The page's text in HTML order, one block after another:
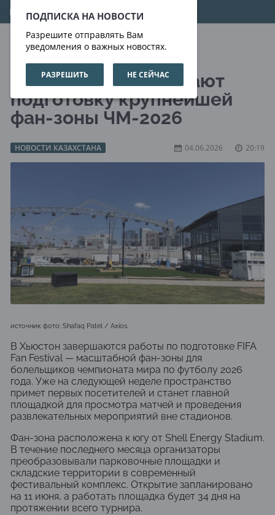
ПОДПИСКА НА НОВОСТИ
Разрешите отправлять Вам
уведомления о важных новостях.
РАЗРЕШИТЬ НЕ СЕЙЧАС
07.08.2026 18:42:29
В Хьюстоне завершают
подготовку крупнейшей
фан-зоны ЧМ-2026
НОВОСТИ КАЗАХСТАНА 04.06.2026 20:19
источник фото: Shafaq Patel / Axios.
В Хьюстон завершаются работы по подготовке FIFA
Fan Festival — масштабной фан-зоны для
болельщиков чемпионата мира по футболу 2026
года. Уже на следующей неделе пространство
примет первых посетителей и станет главной
площадкой для просмотра матчей и проведения
развлекательных мероприятий вне стадионов.
Фан-зона расположена к югу от Shell Energy Stadium.
В течение последнего месяца организаторы
преобразовывали парковочные площадки и
складские территории в современный
фестивальный комплекс. Открытие запланировано
на 11 июня, а работать площадка будет 34 дня на
протяжении всего турнира.